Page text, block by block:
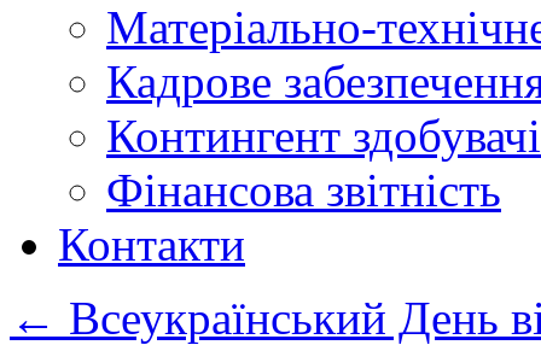
Матеріально-
Кадрове
Контингент
Фінансова звітність
Контакти
← Всеукраїнський День